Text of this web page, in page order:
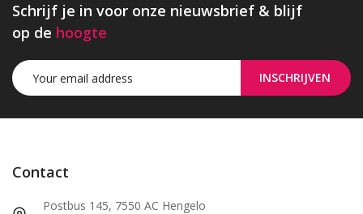
Schrijf je in voor onze nieuwsbrief & blijf
op de hoogte
INSCHRIJVEN
Contact
Postbus 145, 7550 AC Hengelo